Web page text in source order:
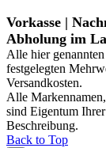
Vorkasse |
Abholung im
Alle hier
festgelegten
Versandkosten.
Alle
sind Eigentum
Beschreibung.
Back to Top